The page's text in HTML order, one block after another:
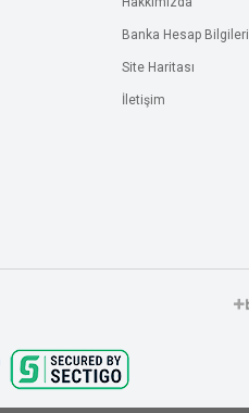
Banka Hesap Bilgileri
Site Haritası
İletişim